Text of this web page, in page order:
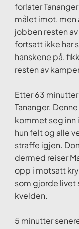
forlater
målet imot,
jobben resten
fortsatt ikke har
hanskene på,
resten av
Etter 63
Tananger.
kommet seg inn
hun felt og alle
straffe igjen.
dermed reiser
opp i motsatt
som gjorde livet
kvelden.
5 minutter